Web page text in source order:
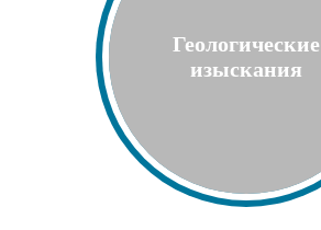
Геологические
изыскания